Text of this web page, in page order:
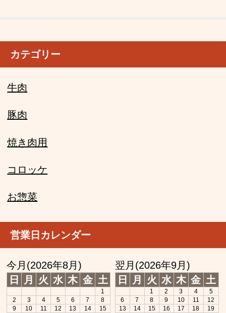
カテゴリー
牛肉
豚肉
焼き肉用
コロッケ
お惣菜
営業日カレンダー
今月(2026年8月)
日
月 火 水 木 金 土
1
2
3 4 5 6 7
8
9
10 11 12 13 14
15
翌月(2026年9月)
日
月 火 水 木 金 土
1 2 3 4
5
6
7 8 9 10 11
12
13
14 15 16 17 18
19